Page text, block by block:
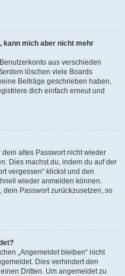
kann mich aber nicht mehr
aus verschieden
löschen viele Boards
Beiträge geschrieben haben,
dich einfach erneut und
altes Passwort nicht wieder
Dies machst du, indem du auf der
vergessen“ klickst und den
wieder anmelden können.
Passwort zurückzusetzen, so
„Angemeldet bleiben“ nicht
Dies verhindert den
Dritten. Um angemeldet zu